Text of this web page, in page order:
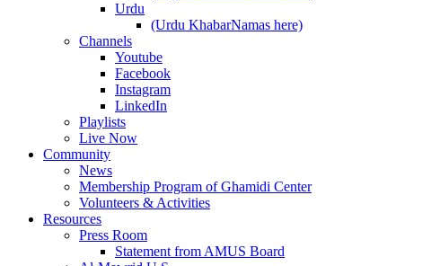
Urdu
(Urdu KhabarNamas here)
Channels
Youtube
Facebook
Instagram
LinkedIn
Playlists
Live Now
Community
News
Membership Program of Ghamidi Center
Volunteers & Activities
Resources
Press Room
Statement from AMUS Board